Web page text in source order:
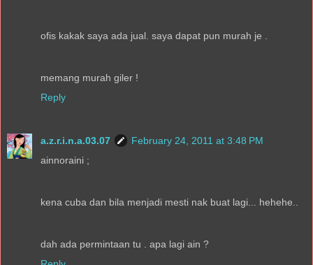
ofis kakak saya ada jual. saya dapat pun murah je .
memang murah giler !
Reply
a.z.r.i.n.a.03.07
February 24, 2011 at 3:48 PM
ainnoraini ;
kena cuba dan bila menjadi mesti nak buat lagi... hehehe..
dah ada permintaan tu . apa lagi ain ?